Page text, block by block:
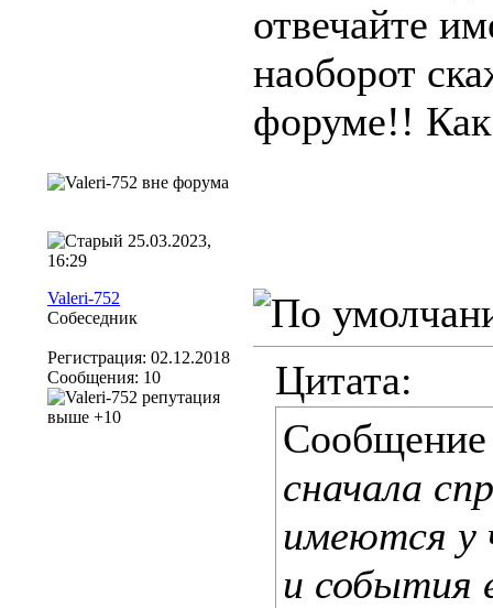
отвечайте
наоборот
форуме!! Как
25.03.2023,
16:29
Valeri-752
Собеседник
Регистрация: 02.12.2018
Сообщения: 10
Цитата:
сначала
имеются у
и события